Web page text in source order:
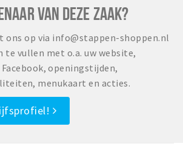
VAN DEZE ZAAK?
ons op via info@stappen-shoppen.nl
vullen met o.a. uw website,
openingstijden,
menukaart en acties.